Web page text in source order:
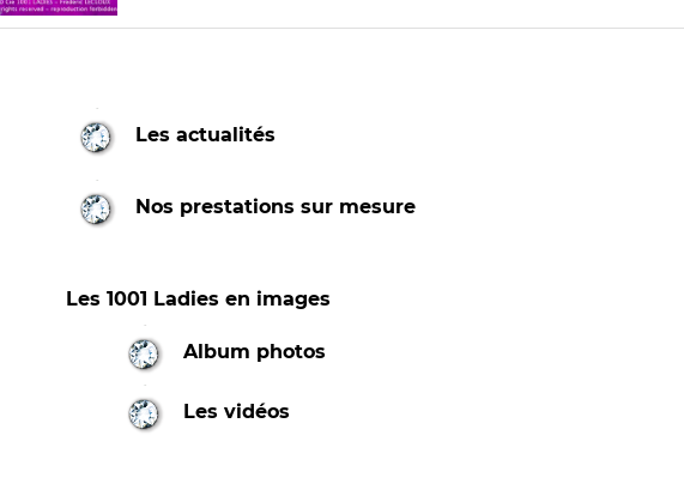
Les actualités
Nos prestations sur mesure
Les 1001 Ladies en images
Album photos
Les vidéos